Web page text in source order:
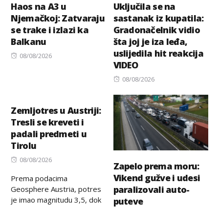
Haos na A3 u
Njemačkoj: Zatvaraju
se trake i izlazi ka
Balkanu
Posted
08/08/2026
Uključila se na
sastanak iz kupatila:
Gradonačelnik vidio
šta joj je iza leđa,
uslijedila hit reakcija
VIDEO
Posted
08/08/2026
Zemljotres u Austriji:
Tresli se kreveti i
padali predmeti u
Tirolu
Posted
08/08/2026
Prema podacima
Geosphere Austria, potres
je imao magnitudu 3,5, dok
Zapelo prema moru:
Vikend gužve i udesi
paralizovali auto-
puteve